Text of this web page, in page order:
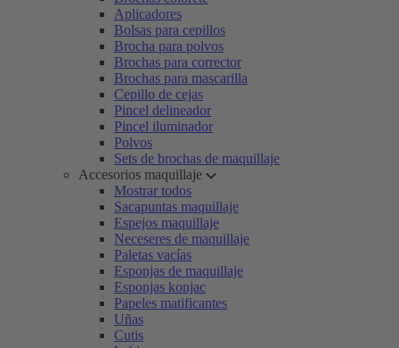
Aplicadores
Bolsas para cepillos
Brocha para polvos
Brochas para corrector
Brochas para mascarilla
Cepillo de cejas
Pincel delineador
Pincel iluminador
Polvos
Sets de brochas de maquillaje
Accesorios maquillaje
Mostrar todos
Sacapuntas maquillaje
Espejos maquillaje
Neceseres de maquillaje
Paletas vacías
Esponjas de maquillaje
Esponjas konjac
Papeles matificantes
Uñas
Cutis